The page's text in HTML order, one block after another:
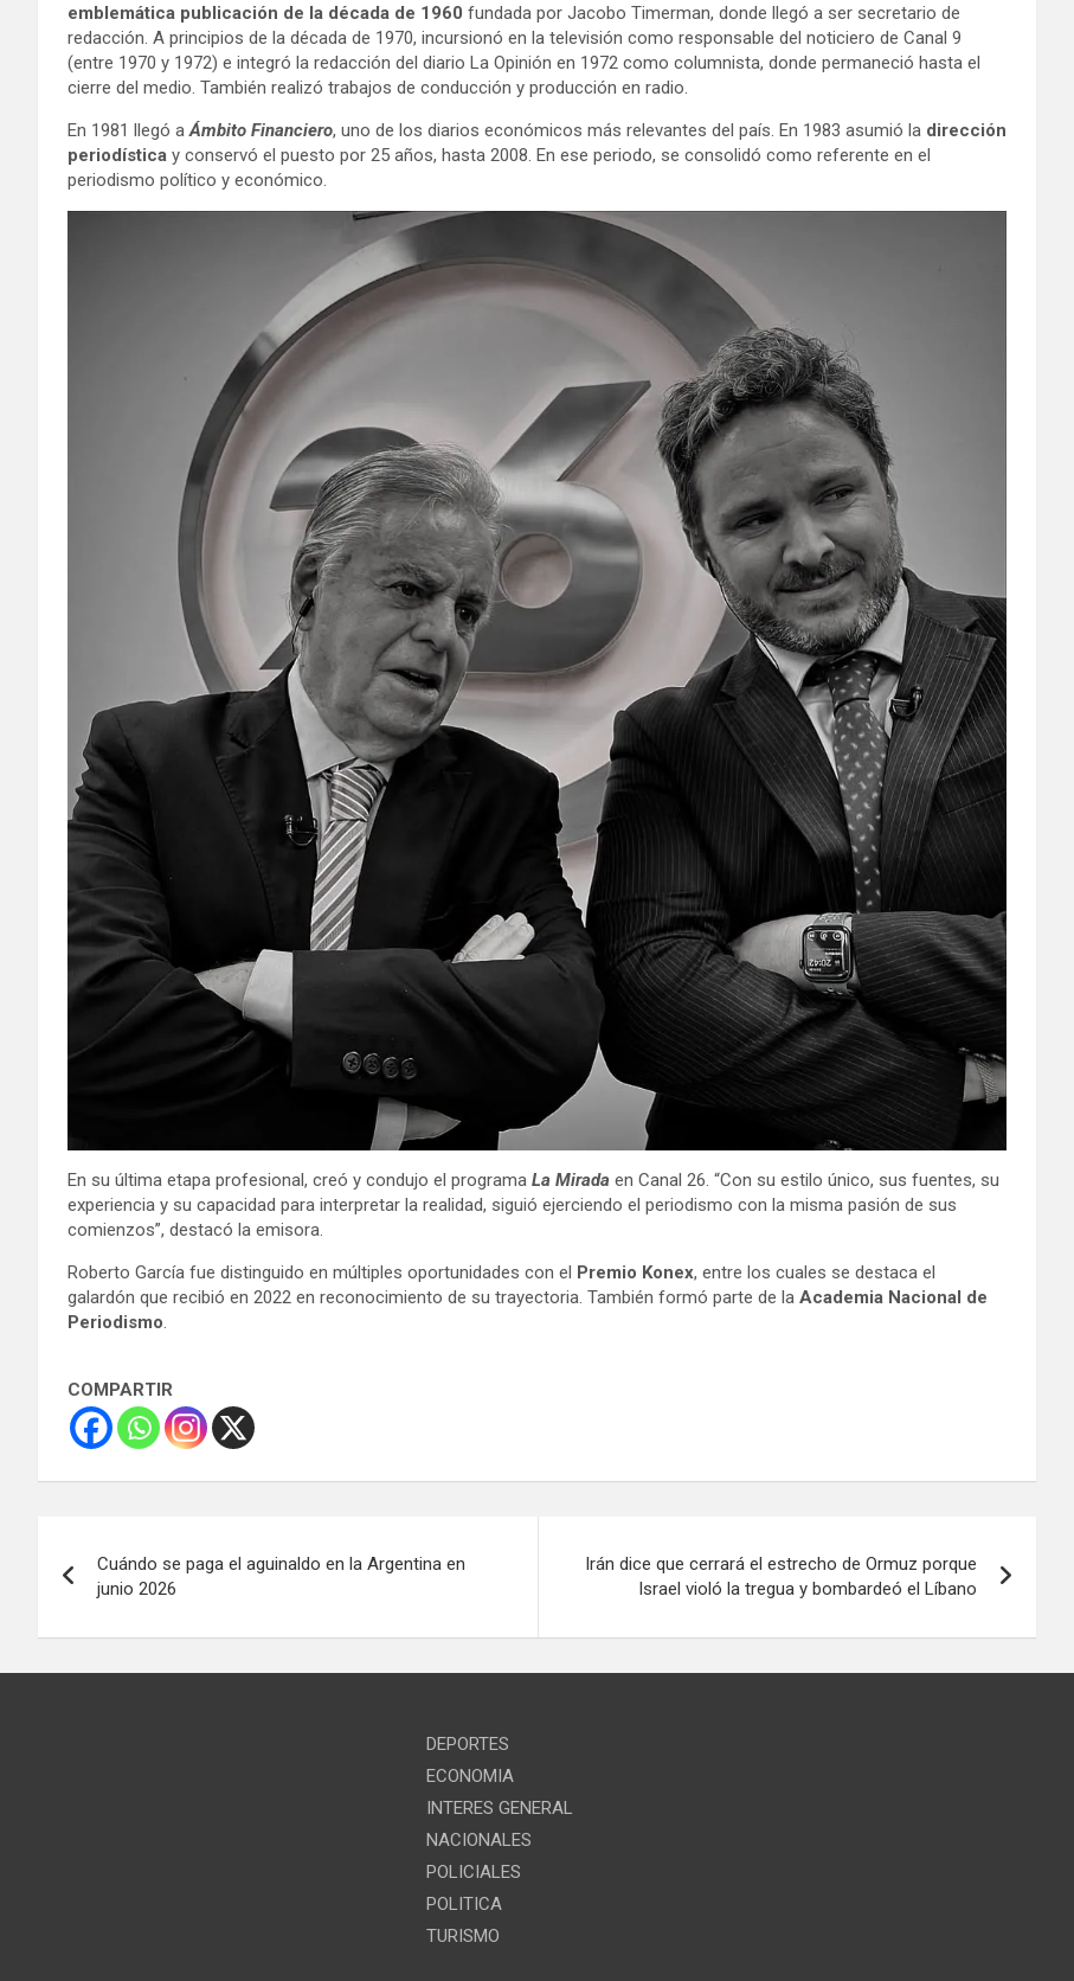
emblemática publicación de la década de 1960 fundada por Jacobo Timerman, donde llegó a ser secretario de
redacción. A principios de la década de 1970, incursionó en la televisión como responsable del noticiero de Canal 9
(entre 1970 y 1972) e integró la redacción del diario La Opinión en 1972 como columnista, donde permaneció hasta el
cierre del medio. También realizó trabajos de conducción y producción en radio.
En 1981 llegó aÁmbito Financiero, uno de los diarios económicos más relevantes del país. En 1983 asumió la dirección
periodística y conservó el puesto por 25 años, hasta 2008. En ese periodo, se consolidó como referente en el
periodismo político y económico.
En su última etapa profesional, creó y condujo el programa La Mirada en Canal 26. “Con su estilo único, sus fuentes, su
experiencia y su capacidad para interpretar la realidad, siguió ejerciendo el periodismo con la misma pasión de sus
comienzos”, destacó la emisora.
Roberto García fue distinguido en múltiples oportunidades con el Premio Konex, entre los cuales se destaca el
galardón que recibió en 2022 en reconocimiento de su trayectoria. También formó parte de la Academia Nacional de
Periodismo.
COMPARTIR
de
entradas
Cuándo se paga el aguinaldo en la Argentina en
junio 2026
Irán dice que cerrará el estrecho de Ormuz porque
Israel violó la tregua y bombardeó el Líbano
DEPORTES
ECONOMIA
INTERES GENERAL
NACIONALES
POLICIALES
POLITICA
TURISMO